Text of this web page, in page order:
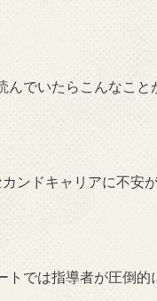
でいたらこんなこと
ンドキャリアに不安
では指導者が圧倒的